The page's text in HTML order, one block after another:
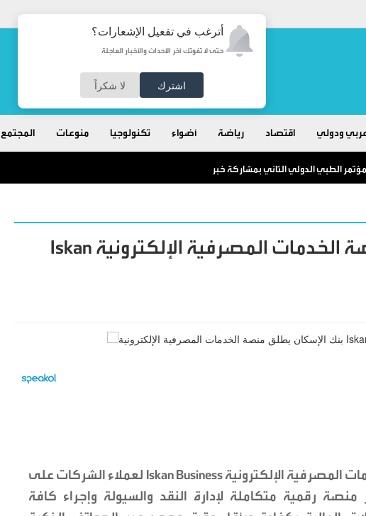
أترغب في تفعيل الإشعارات؟
حتى لا تفوتك آخر الأحداث والأخبار العاجلة
اشترك لا شكراً
ودولي اقتصاد رياضة أضواء تكنولوجيا منوعات المجتمع
الطبي الدولي الثاني بمشاركة خبراء من الأردن والعالم
بنك الإسكان يطلق منصة الخدمات المصرفية الإلكترونية Iskan
أطلق بنك الإسكان منصة الخدمات المصرفية الإلكترونية Iskan Business لعملاء الشركات على
منصة رقمية متكاملة لإدارة النقد والسيولة وإجراء كافة